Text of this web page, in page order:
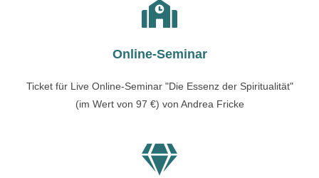
Online-Seminar
Ticket für Live Online-Seminar "Die Essenz der Spiritualität"
(im Wert von 97 €) von Andrea Fricke